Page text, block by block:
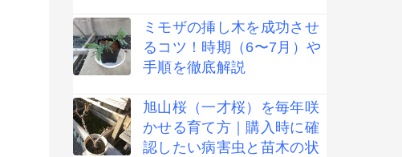
ミモザの挿し木を成功させ
るコツ！時期（6〜7月）や
手順を徹底解説
旭山桜（一才桜）を毎年咲
かせる育て方｜購入時に確
認したい病害虫と苗木の状